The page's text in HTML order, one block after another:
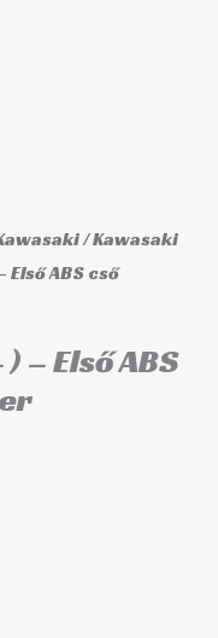
/Kawasaki
ABS cső
– Első ABS